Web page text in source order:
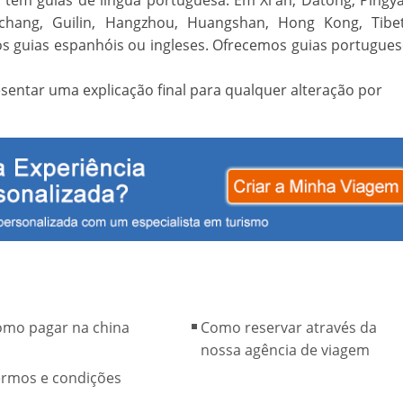
Guilin, Hangzhou, Huangshan, Hong Kong,
guias espanhóis ou ingleses. Ofrecemos guias
uma explicação final para qualquer alteração por
pagar na china
Como reservar através da
nossa agência de viagem
e condições